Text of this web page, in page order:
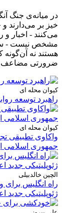
در میانه‌ی جنگ
خیز بر می‌دارند
می‌کنند - اخبار
مشخص نیست -
هستند نه آن‌گونه
ضرورتی مضاعف
کیوان محله ای
راهبرد توسعه
کیوان محله ای
واکاوی تطبیقی
جمهوری اسلامی
الچین خالدبیلی
راه انگلیس برای
ژئوپلیتیکی جدید